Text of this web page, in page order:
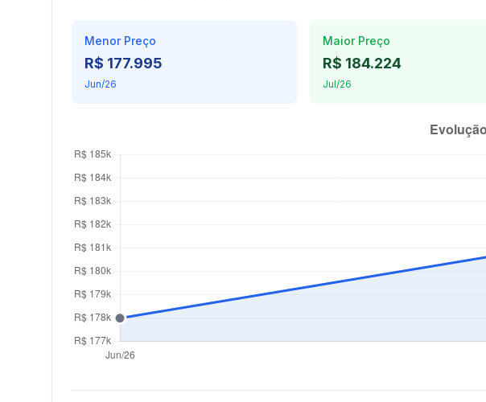
Menor Preço
R$ 177.995
Jun/26
Maior Preço
R$ 184.224
Jul/26